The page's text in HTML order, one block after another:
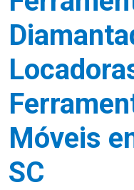
Móveis
SC